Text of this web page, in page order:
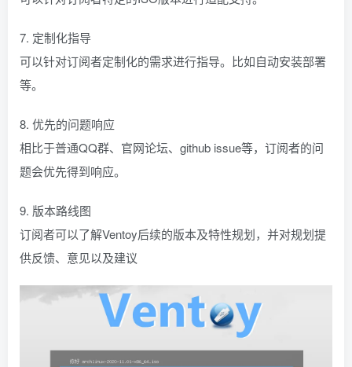
7. 定制化指导
可以针对订阅者定制化的需求进行指导。比如自动安装部署
等。
8. 优先的问题响应
相比于普通QQ群、官网论坛、github issue等，订阅者的问
题会优先得到响应。
9. 版本路线图
订阅者可以了解Ventoy后续的版本及特性规划，并对规划提
供反馈、意见以及建议